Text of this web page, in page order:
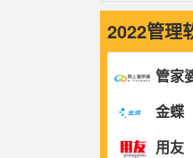
2022管理
管家
金蝶
用友